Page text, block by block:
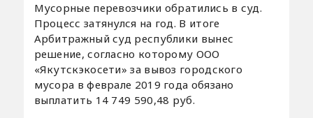
Мусорные перевозчики обратились в суд.
Процесс затянулся на год. В итоге
Арбитражный суд республики вынес
решение, согласно которому ООО
«Якутскэкосети» за вывоз городского
мусора в феврале 2019 года обязано
выплатить 14 749 590,48 руб.